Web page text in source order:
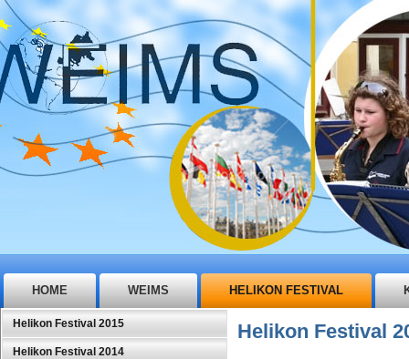
HOME WEIMS HELIKON FESTIVAL
Helikon Festival 2015
Helikon Festival 2014
Helikon Festival